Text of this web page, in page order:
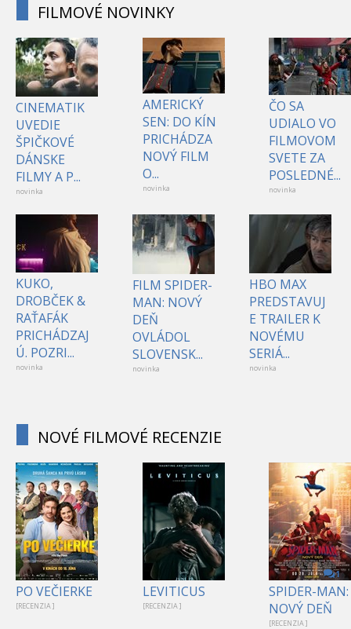
FILMOVÉ NOVINKY
CINEMATIK
UVEDIE
ŠPIČKOVÉ
DÁNSKE
FILMY A P...
novinka
AMERICKÝ
SEN: DO KÍN
PRICHÁDZA
NOVÝ FILM
O...
novinka
ČO SA
UDIALO VO
FILMOVOM
SVETE ZA
POSLEDNÉ...
novinka
KUKO,
DROBČEK &
RAŤAFÁK
PRICHÁDZAJ
Ú. POZRI...
novinka
FILM SPIDER-
MAN: NOVÝ
DEŇ
OVLÁDOL
SLOVENSK...
novinka
HBO MAX
PREDSTAVUJ
E TRAILER K
NOVÉMU
SERIÁ...
novinka
NOVÉ FILMOVÉ RECENZIE
PO VEČIERKE
[RECENZIA ]
LEVITICUS
[RECENZIA ]
1
SPIDER-MAN:
NOVÝ DEŇ
[RECENZIA ]